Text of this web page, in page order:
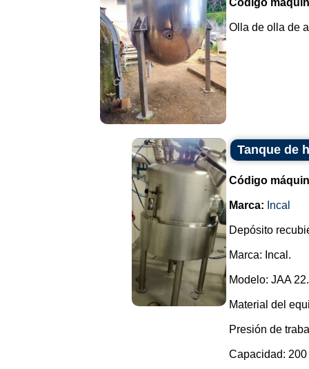
Código
Olla de olla de
Tanque de
Código
Marca: Incal
Depósito
Marca: Incal.
Modelo: JAA 22.
Material del
Presión de
Capacidad: 200